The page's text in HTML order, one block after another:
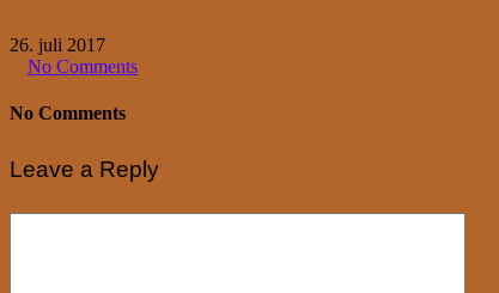
26. juli 2017
No Comments
No Comments
Leave a Reply